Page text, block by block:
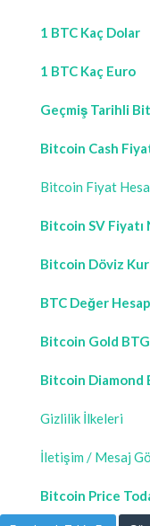
1 BTC Kaç Dolar
1 BTC Kaç Euro
Geçmiş Tarihli
Bitcoin Cash
Bitcoin Fiyat
Bitcoin SV Fiyatı
Bitcoin Döviz
BTC Değer
Bitcoin Gold
Bitcoin Diamond
Gizlilik İlkeleri
İletişim / Mesaj
Bitcoin Price